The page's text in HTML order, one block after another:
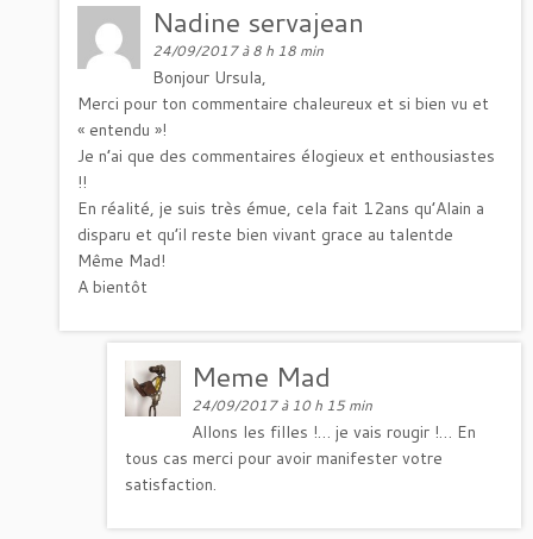
Nadine servajean
24/09/2017 à 8 h 18 min
Bonjour Ursula,
Merci pour ton commentaire chaleureux et si bien vu et
« entendu »!
Je n’ai que des commentaires élogieux et enthousiastes
!!
En réalité, je suis très émue, cela fait 12ans qu’Alain a
disparu et qu’il reste bien vivant grace au talentde
Même Mad!
A bientôt
Meme Mad
24/09/2017 à 10 h 15 min
Allons les filles !… je vais rougir !… En
tous cas merci pour avoir manifester votre
satisfaction.